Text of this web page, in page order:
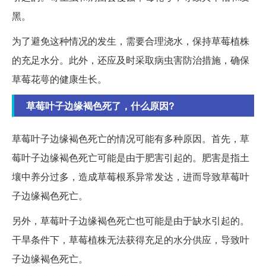
黑。
为了避免这种情况的发生，需要合理浇水，保持草莓植株
的充足水分。此外，还应及时采取病虫害防治措施，确保
草莓花萼的健康生长。
草莓叶子边缘褐色死了，什么原因?
草莓叶子边缘褐色死亡的情况可能有多种原因。首先，草
莓叶子边缘褐色死亡可能是由于肥害引起的。肥害是指土
壤中养分过多，造成草莓根系异常发达，进而导致草莓叶
子边缘褐色死亡。
另外，草莓叶子边缘褐色死亡也可能是由于缺水引起的。
干旱条件下，草莓植株无法获得充足的水分供应，导致叶
子边缘褐色死亡。